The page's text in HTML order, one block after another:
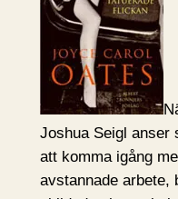
Joshua Seigl anser
att komma igång
avstannade arbete,